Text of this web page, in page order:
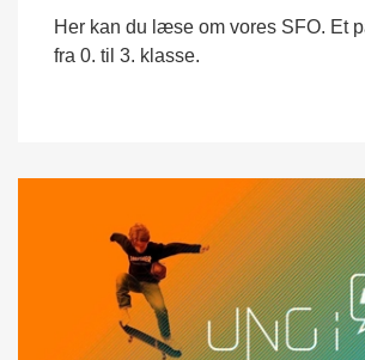
Her kan du læse om vores SFO. Et
fra 0. til 3. klasse.